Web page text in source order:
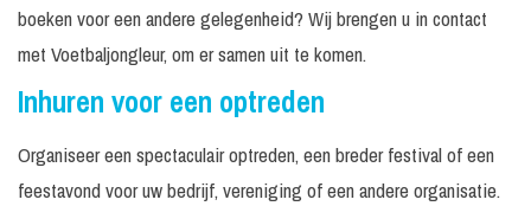
boeken voor een andere gelegenheid? Wij brengen u in contact
met Voetbaljongleur, om er samen uit te komen.
Inhuren voor een optreden
Organiseer een spectaculair optreden, een breder festival of een
feestavond voor uw bedrijf, vereniging of een andere organisatie.